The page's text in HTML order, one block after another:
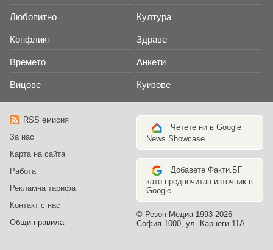
Любопитно Култура
Конфликт Здраве
Времето Анкети
Вицове Куизове
RSS емисия
За нас
Карта на сайта
Работа
Рекламна тарифа
Контакт с нас
Общи правила
Четете ни в Google
News Showcase
Добавете Факти.БГ
като предпочитан източник в
Google
© Резон Медиа 1993-2026 -
София 1000, ул. Карнеги 11А